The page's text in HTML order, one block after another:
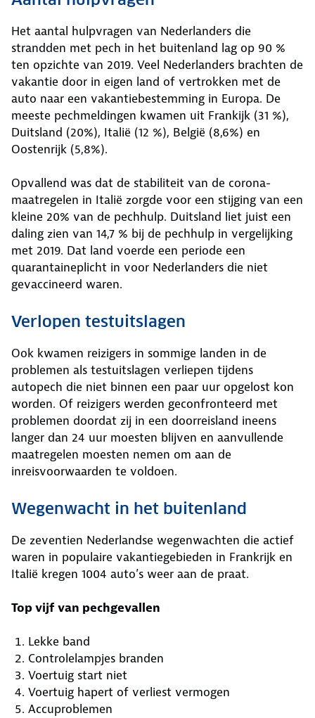
Het aantal hulpvragen van Nederlanders die
strandden met pech in het buitenland lag op 90 %
ten opzichte van 2019. Veel Nederlanders brachten de
vakantie door in eigen land of vertrokken met de
auto naar een vakantiebestemming in Europa. De
meeste pechmeldingen kwamen uit Frankijk (31 %),
Duitsland (20%), Italië (12 %), België (8,6%) en
Oostenrijk (5,8%).
Opvallend was dat de stabiliteit van de corona-
maatregelen in Italië zorgde voor een stijging van een
kleine 20% van de pechhulp. Duitsland liet juist een
daling zien van 14,7 % bij de pechhulp in vergelijking
met 2019. Dat land voerde een periode een
quarantaineplicht in voor Nederlanders die niet
gevaccineerd waren.
Verlopen testuitslagen
Ook kwamen reizigers in sommige landen in de
problemen als testuitslagen verliepen tijdens
autopech die niet binnen een paar uur opgelost kon
worden. Of reizigers werden geconfronteerd met
problemen doordat zij in een doorreisland ineens
langer dan 24 uur moesten blijven en aanvullende
maatregelen moesten nemen om aan de
inreisvoorwaarden te voldoen.
Wegenwacht in het buitenland
De zeventien Nederlandse wegenwachten die actief
waren in populaire vakantiegebieden in Frankrijk en
Italië kregen 1004 auto’s weer aan de praat.
Top vijf van pechgevallen
Lekke band
Controlelampjes branden
Voertuig start niet
Voertuig hapert of verliest vermogen
Accuproblemen